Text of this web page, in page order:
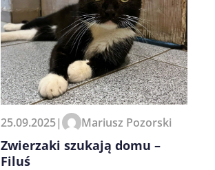
25.09.2025| Mariusz Pozorski
Zwierzaki szukają domu –
Filuś